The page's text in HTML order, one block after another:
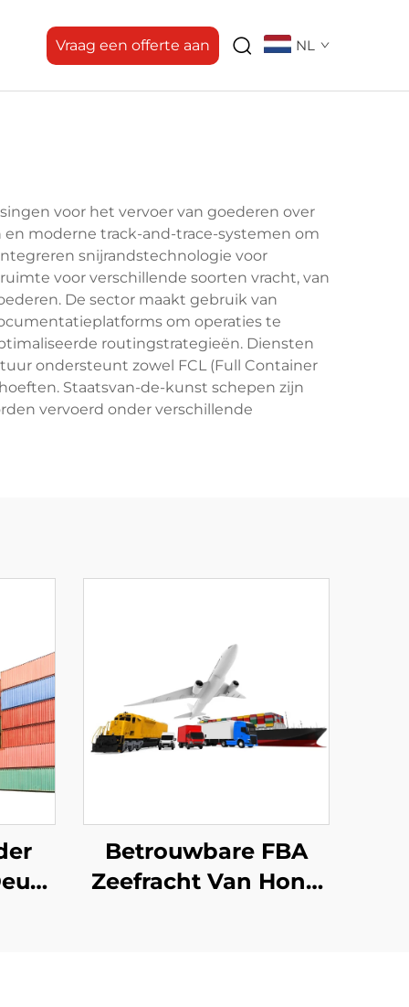
Vraag een offerte aan NL
voor het vervoer van goederen over
moderne track-and-trace-systemen om
snijrandstechnologie voor
voor verschillende soorten vracht, van
De sector maakt gebruik van
om operaties te
routingstrategieën. Diensten
ondersteunt zowel FCL (Full Container
Staatsvan-de-kunst schepen zijn
vervoerd onder verschillende
Betrouwbare FBA
Zeefracht Van Hong